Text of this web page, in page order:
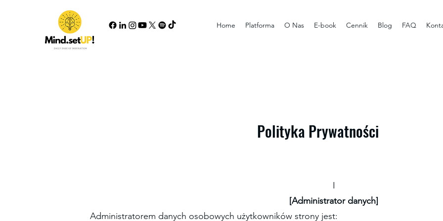
Home Platforma O Nas E-book Cennik Blog FAQ
Polityka Prywatności
I
[Administrator danych]
Administratorem danych osobowych użytkowników strony jest: